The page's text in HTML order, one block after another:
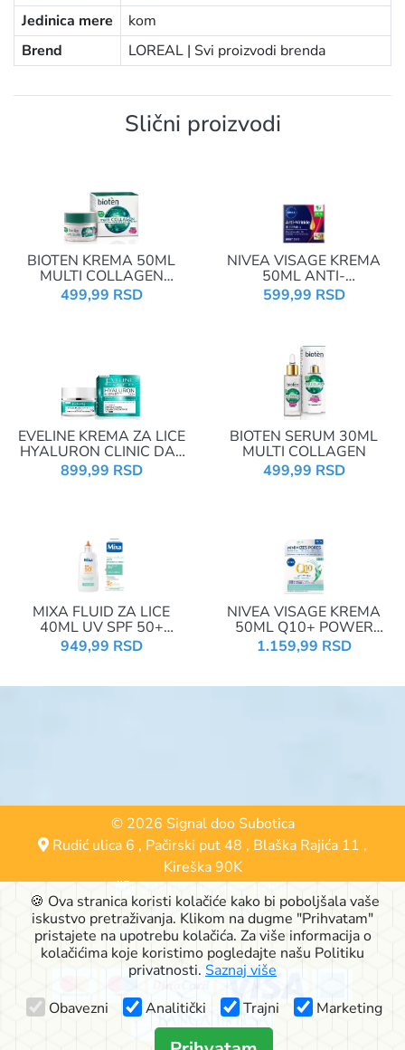
Jedinica mere
kom
Brend
LOREAL | Svi proizvodi brenda
Slični proizvodi
BIOTEN KREMA 50ML
MULTI COLLAGEN
DNEVNA
499,99 RSD
NIVEA VISAGE KREMA
50ML ANTI-
WRINKLE+FIRMING 45+
NOĆNA 81272
599,99 RSD
EVELINE KREMA ZA LICE
HYALURON CLINIC DAY
AND NIGHT 50+ 50ML
899,99 RSD
BIOTEN SERUM 30ML
MULTI COLLAGEN
499,99 RSD
MIXA FLUID ZA LICE
40ML UV SPF 50+
DNEVNI
949,99 RSD
NIVEA VISAGE KREMA
50ML Q10+ POWER
ANTI-WRINKLE+PORE
REFINING ZA MEŠOVITU
1.159,99 RSD
© 2026 Signal doo Subotica
Rudić ulica 6 , Pačirski put 48 , Blaška Rajića 11 ,
Kireška 90K
24000 Subotica, Srbija
063-553-574
online@signalshop.rs
🍪 Ova stranica koristi kolačiće kako bi poboljšala vaše
iskustvo pretraživanja. Klikom na dugme "Prihvatam"
pristajete na upotrebu kolačića. Za više informacija o
kolačićima koje koristimo pogledajte našu Politiku
privatnosti. Saznaj više
Obavezni
Analitički Trajni Marketing